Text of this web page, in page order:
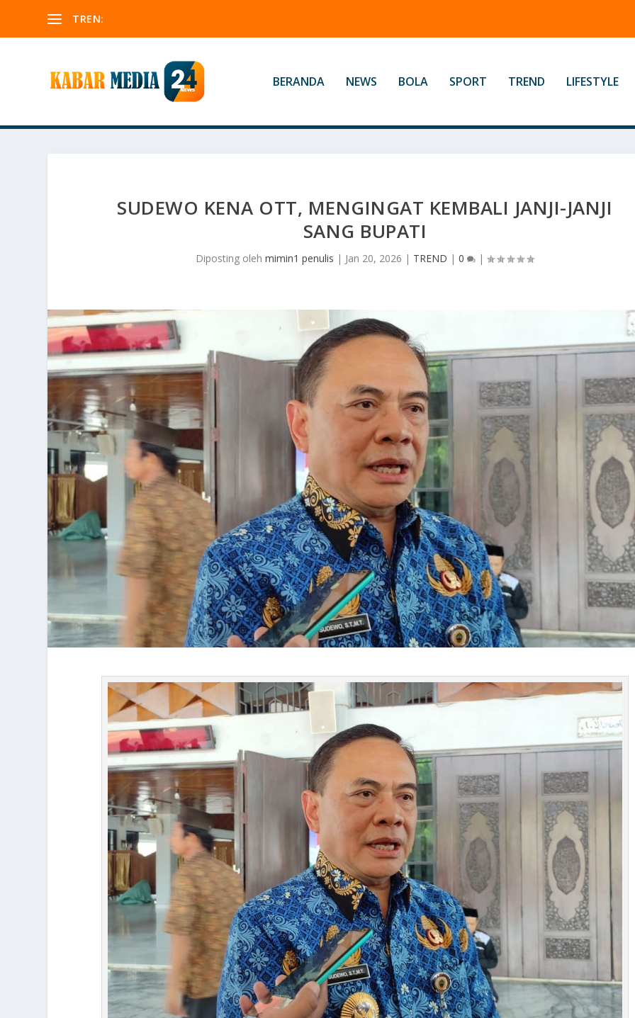
TREN:
BERANDA NEWS BOLA SPORT TREND LIFESTYLE
SUDEWO KENA OTT, MENGINGAT KEMBALI JANJI-JANJI
SANG BUPATI
Diposting olehmimin1 penulis | Jan 20, 2026 | TREND |0 |